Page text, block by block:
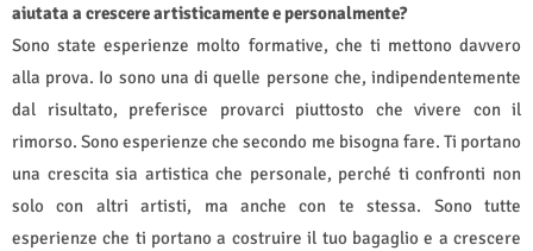
aiutata a crescere artisticamente e personalmente?
Sono state esperienze molto formative, che ti mettono davvero
alla prova. Io sono una di quelle persone che, indipendentemente
dal risultato, preferisce provarci piuttosto che vivere con il
rimorso. Sono esperienze che secondo me bisogna fare. Ti portano
una crescita sia artistica che personale, perché ti confronti non
solo con altri artisti, ma anche con te stessa. Sono tutte
esperienze che ti portano a costruire il tuo bagaglio e a crescere